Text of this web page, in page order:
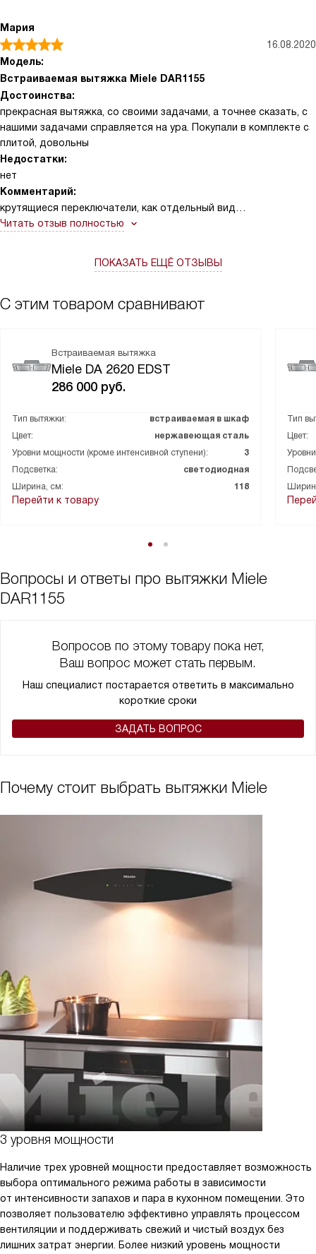
Мария
16.08.2020
Модель:
Встраиваемая вытяжка Miele DAR1155
Достоинства:
прекрасная вытяжка, со своими задачами, а точнее сказать, с
нашими задачами справляется на ура. Покупали в комплекте с
плитой, довольны
Недостатки:
нет
Комментарий:
крутящиеся переключатели, как отдельный вид
благодарности! Очень стильно и при этом максимально
Читать отзыв полностью
ПОКАЗАТЬ ЕЩЁ ОТЗЫВЫ
С этим товаром сравнивают
Встраиваемая вытяжка
Miele DA 2620 EDST
286 000 руб.
Тип вытяжки:
встраиваемая в шкаф
Цвет:
нержавеющая сталь
Уровни мощности (кроме интенсивной ступени):
3
Подсветка:
светодиодная
Ширина, см:
118
Перейти к товару
Тип
Цвет:
Вопросы и ответы про вытяжки Miele
DAR1155
Вопросов по этому товару пока нет,
Ваш вопрос может стать первым.
Наш специалист постарается ответить в максимально
короткие сроки
ЗАДАТЬ ВОПРОС
Почему стоит выбрать вытяжки Miele
3 уровня мощности
Наличие трех уровней мощности предоставляет возможность
выбора оптимального режима работы в зависимости
от интенсивности запахов и пара в кухонном помещении. Это
позволяет пользователю эффективно управлять процессом
вентиляции и поддерживать свежий и чистый воздух без
лишних затрат энергии. Более низкий уровень мощности